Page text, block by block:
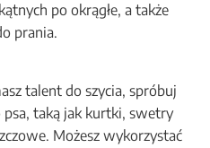
po okrągłe, a także
prania.
talent do szycia, spróbuj
psa, taką jak kurtki, swetry
Możesz wykorzystać